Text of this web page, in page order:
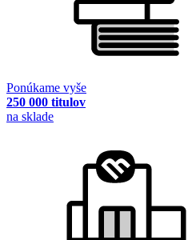
Ponúkame vyše
250 000 titulov
na sklade